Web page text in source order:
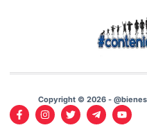
Copyright © 2026 -